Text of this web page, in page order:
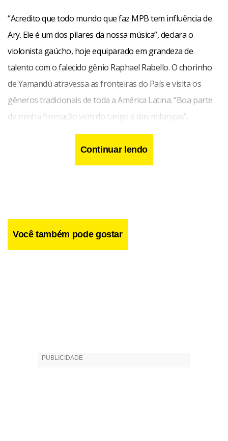
“Acredito que todo mundo que faz MPB tem influência de
Ary. Ele é um dos pilares da nossa música”, declara o
violonista gaúcho, hoje equiparado em grandeza de
talento com o falecido gênio Raphael Rabello. O chorinho
de Yamandú atravessa as fronteiras do País e visita os
gêneros tradicionais de toda a América Latina. “Boa parte
da minha formação vem do tango e das milongas”,
Yamandú não hesita em tecer elogios à figura antológica
tocar com ele, em 1997.
Continuar lendo
Você também pode gostar